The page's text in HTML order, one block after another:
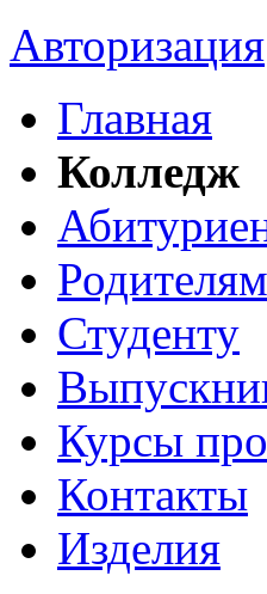
Авторизация
Главная
Колледж
Родителям
Студенту
Курсы
Контакты
Изделия